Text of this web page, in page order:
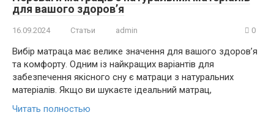
для вашого здоров’я
16.09.2024 Статьи admin 0
Вибір матраца має велике значення для вашого здоров’я
та комфорту. Одним із найкращих варіантів для
забезпечення якісного сну є матраци з натуральних
матеріалів. Якщо ви шукаєте ідеальний матрац,
Читать полностью